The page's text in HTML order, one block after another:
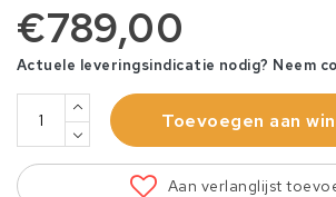
€789,00
Actuele leveringsindicatie nodig? Neem
Toevoegen aan
Aan verlanglijst